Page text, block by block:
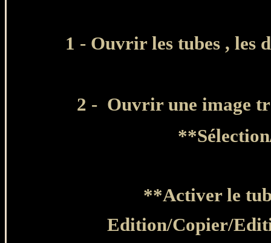
1 - Ouvrir les tubes , les
2 - Ouvrir une image
**Activer le
Edition/Copier/